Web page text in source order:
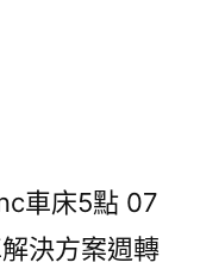
車床5點 07
決方案週轉